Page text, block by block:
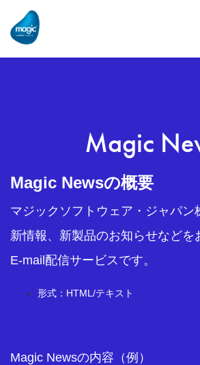
Magic
Magic Newsの概要
マジックソフトウェア・ジャパン
新情報、新製品のお知らせなどを
E-mail配信サービスです。
形式：HTML/テキスト
Magic Newsの内容（例）